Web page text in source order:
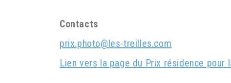
Contacts
prix.photo@les-treilles.com
Lien vers la page du Prix résidence pour